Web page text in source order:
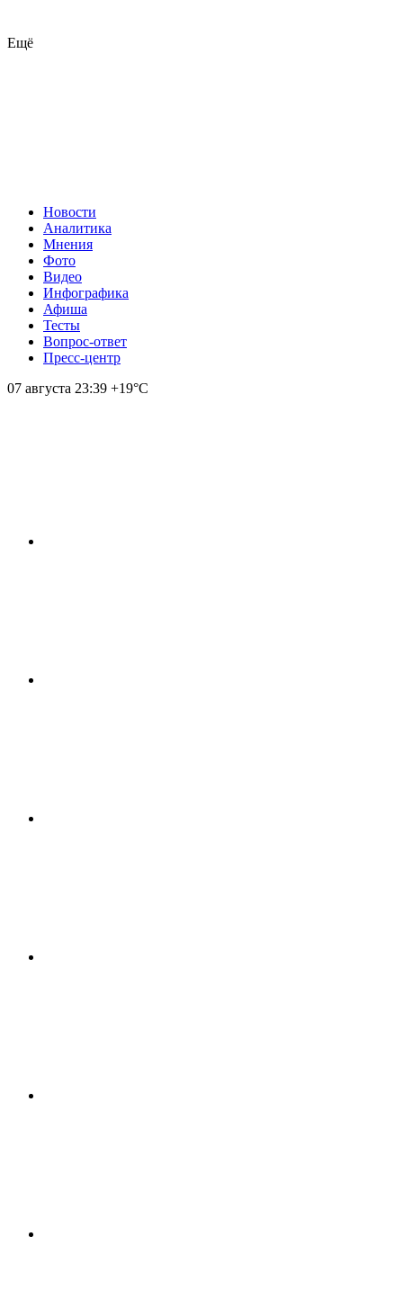
Ещё
Новости
Аналитика
Мнения
Фото
Видео
Инфографика
Афиша
Тесты
Вопрос-ответ
Пресс-центр
07 августа 23:39 +19°С